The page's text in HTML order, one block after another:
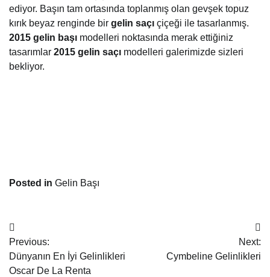
ediyor. Başın tam ortasında toplanmış olan gevşek topuz
kırık beyaz renginde bir gelin saçı çiçeği ile tasarlanmış.
2015 gelin başı modelleri noktasında merak ettiğiniz
tasarımlar 2015 gelin saçı modelleri galerimizde sizleri
bekliyor.
Posted in Gelin Başı
Yazı
dolaşımı
Previous:
Dünyanın En İyi Gelinlikleri
Oscar De La Renta
Next:
Cymbeline Gelinlikleri